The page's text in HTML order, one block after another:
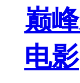
巅
电影